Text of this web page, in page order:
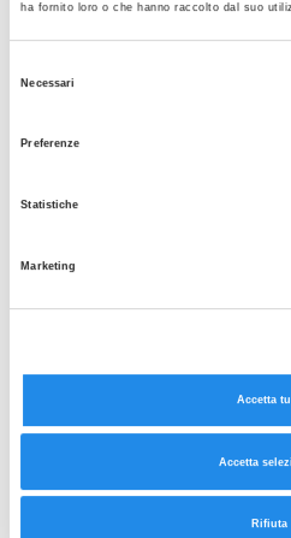
ha fornito loro o che hanno raccolto dal suo
Necessari
Preferenze
Statistiche
Marketing
Accetta
Accetta
Rifiuta